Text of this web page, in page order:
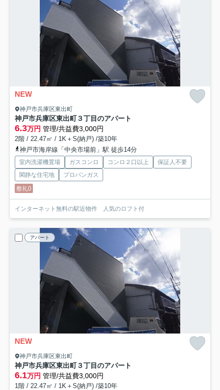
NEW
神戸市兵庫区東出町
神戸市兵庫区東出町３丁目のアパート
6.3万円 管理/共益費3,000円
2階 / 22.47㎡ / 1K＋S(納戸) /築10年
神戸市海岸線「中央市場前」駅 徒歩14分
室内洗濯機置場 ガスコンロ コンロ２口以上
保証人不要
閑静な住宅地
プロパンガス
敷礼0
インターネット無料の駅近物件 人気のロフト付
アパート
NEW
神戸市兵庫区東出町
神戸市兵庫区東出町３丁目のアパート
6.1万円 管理/共益費3,000円
1階 / 22.47㎡ / 1K＋S(納戸) /築10年